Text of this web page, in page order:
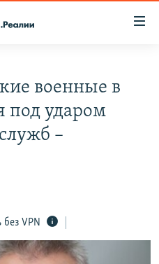
военные в
под ударом
–
без VPN